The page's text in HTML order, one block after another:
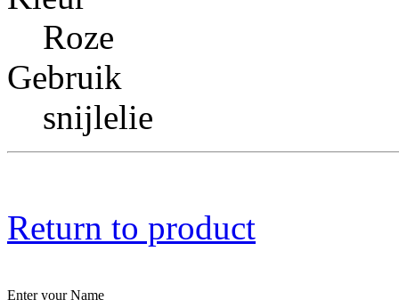
Roze
Gebruik
snijlelie
Return to product
Enter your Name